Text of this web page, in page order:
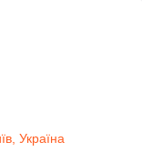
Україна